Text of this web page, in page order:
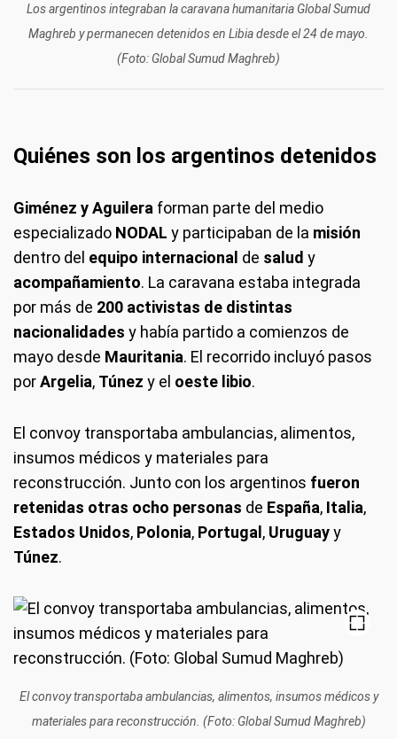
Los argentinos integraban la caravana humanitaria Global Sumud
Maghreb y permanecen detenidos en Libia desde el 24 de mayo.
(Foto: Global Sumud Maghreb)
Quiénes son los argentinos detenidos
Giménez y Aguilera forman parte del medio
especializado NODAL y participaban de la misión
dentro del equipo internacional de salud y
acompañamiento. La caravana estaba integrada
por más de 200 activistas de distintas
nacionalidades y había partido a comienzos de
mayo desde Mauritania. El recorrido incluyó pasos
porArgelia, Túnez y el oeste libio.
El convoy transportaba ambulancias, alimentos,
insumos médicos y materiales para
reconstrucción. Junto con los argentinos fueron
retenidas otras ocho personas de España, Italia,
Estados Unidos, Polonia, Portugal, Uruguayy
Túnez.
El convoy transportaba ambulancias, alimentos, insumos médicos y
materiales para reconstrucción. (Foto: Global Sumud Maghreb)